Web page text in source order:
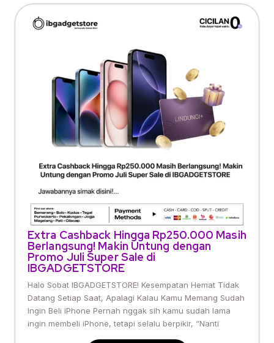
Extra Cashback Hingga Rp250.000 Masih
Berlangsung! Makin Untung dengan
Promo Juli Super Sale di
IBGADGETSTORE
Halo Sobat IBGADGETSTORE! Kesempatan Hemat Tidak
Datang Setiap Saat, Apalagi Kalau Kamu Memang Sudah
Ingin Beli iPhone Pernah nggak sih kamu sudah lama
ingin membeli iPhone, tetapi selalu berpikir, “Nanti